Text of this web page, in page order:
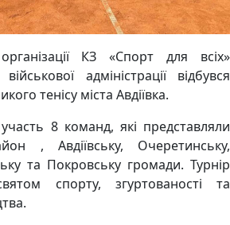
КЗ «Спорт для всіх»
адміністрації відбувся
тенісу міста Авдіївка.
8 команд, які представляли
, Авдіївську, Очеретинську,
та Покровську громади. Турнір
спорту, згуртованості та